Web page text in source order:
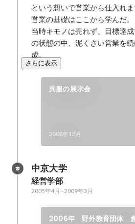
という想いで営業から仕入れま
営業の基礎はここから学んだ。
当時キモノは売れず、目標達
の状態の中、泥くさい営業を
成。
さらに表示
呉服の展示会
2008年12月
中京大学
経営学部
2005年4月 - 2009年3月
2006年 野外教育団体